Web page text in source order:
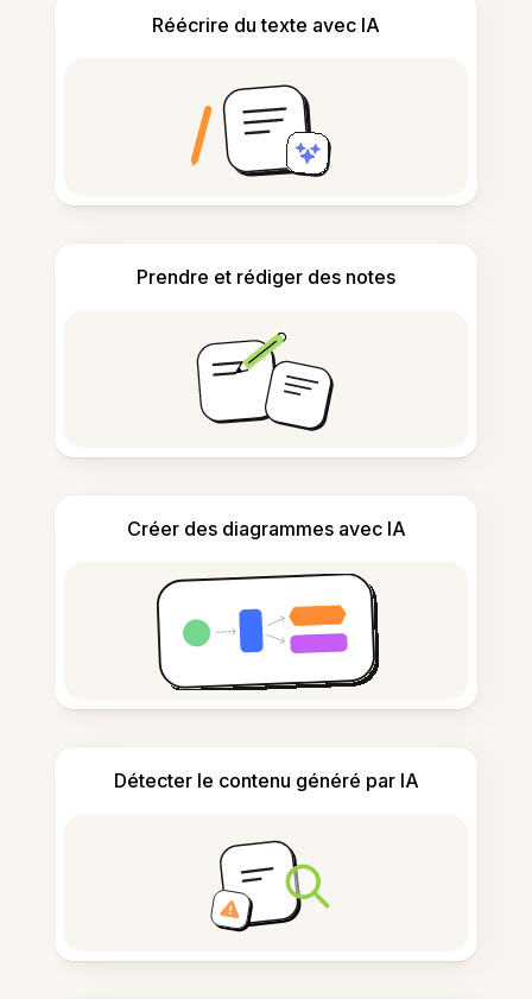
Réécrire du texte avec IA
Prendre et rédiger des notes
Créer des diagrammes avec IA
Détecter le contenu généré par IA